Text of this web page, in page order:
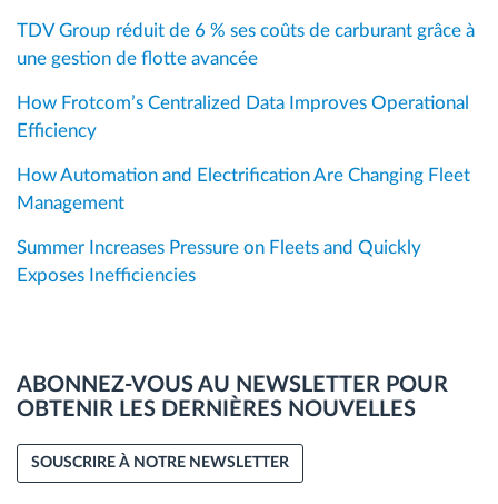
TDV Group réduit de 6 % ses coûts de carburant grâce à
une gestion de flotte avancée
How Frotcom’s Centralized Data Improves Operational
Efficiency
How Automation and Electrification Are Changing Fleet
Management
Summer Increases Pressure on Fleets and Quickly
Exposes Inefficiencies
ABONNEZ-VOUS AU NEWSLETTER POUR
OBTENIR LES DERNIÈRES NOUVELLES
SOUSCRIRE À NOTRE NEWSLETTER